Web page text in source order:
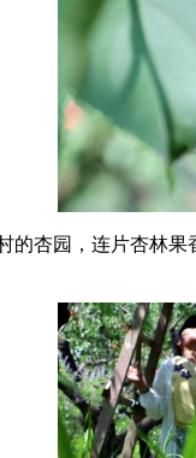
的杏园，连片杏林